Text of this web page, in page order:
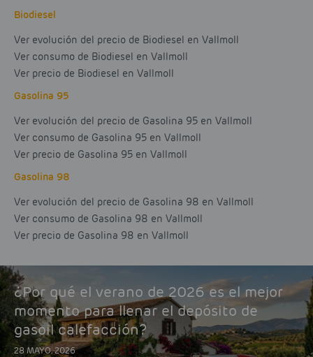
Biodiesel
Ver evolución del precio de Biodiesel en Vallmoll
Ver consumo de Biodiesel en Vallmoll
Ver precio de Biodiesel en Vallmoll
Gasolina 95
Ver evolución del precio de Gasolina 95 en Vallmoll
Ver consumo de Gasolina 95 en Vallmoll
Ver precio de Gasolina 95 en Vallmoll
Gasolina 98
Ver evolución del precio de Gasolina 98 en Vallmoll
Ver consumo de Gasolina 98 en Vallmoll
Ver precio de Gasolina 98 en Vallmoll
¿Por qué el verano de 2026 es el mejor
momento para llenar el depósito de
gasoil calefacción?
28 MAYO, 2026